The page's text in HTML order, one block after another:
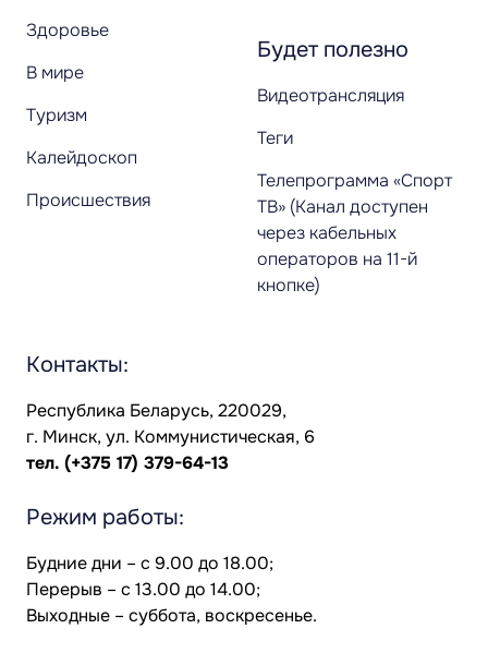
Здоровье
В мире
Туризм
Калейдоскоп
Происшествия
Будет полезно
Видеотрансляция
Теги
Телепрограмма «Спорт
ТВ» (Канал доступен
через кабельных
операторов на 11-й
кнопке)
Контакты:
Республика Беларусь, 220029,
г. Минск, ул. Коммунистическая, 6
тел. (+375 17) 379-64-13
Режим работы:
Будние дни – с 9.00 до 18.00;
Перерыв – с 13.00 до 14.00;
Выходные – суббота, воскресенье.